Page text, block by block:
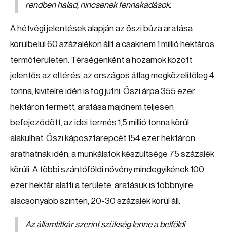
rendben halad, nincsenek fennakadások.
A hétvégi jelentések alapján az őszi búza aratása
körülbelül 60 százalékon állt a csaknem 1 millió hektáros
termőterületen. Térségenként a hozamok között
jelentős az eltérés, az országos átlag megközelítőleg 4
tonna, kivitelre idén is fog jutni. Őszi árpa 355 ezer
hektáron termett, aratása majdnem teljesen
befejeződött, az idei termés 1,5 millió tonna körül
alakulhat. Őszi káposztarepcét 154 ezer hektáron
arathatnak idén, a munkálatok készültsége 75 százalék
körüli. A többi szántóföldi növény mindegyikének 100
ezer hektár alatti a területe, aratásuk is többnyire
alacsonyabb szinten, 20-30 százalék körül áll.
Az államtitkár szerint szükség lenne a belföldi